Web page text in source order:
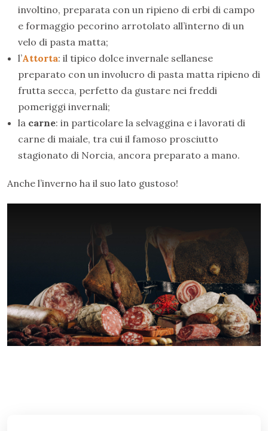
involtino, preparata con un ripieno di erbi di campo
e formaggio pecorino arrotolato all’interno di un
velo di pasta matta;
l’Attorta: il tipico dolce invernale sellanese
preparato con un involucro di pasta matta ripieno di
frutta secca, perfetto da gustare nei freddi
pomeriggi invernali;
la carne: in particolare la selvaggina e i lavorati di
carne di maiale, tra cui il famoso prosciutto
stagionato di Norcia, ancora preparato a mano.
Anche l’inverno ha il suo lato gustoso!